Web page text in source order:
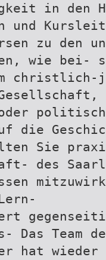
in den
und
zu den
wie bei-
die
Sie
des
Das
hat wieder